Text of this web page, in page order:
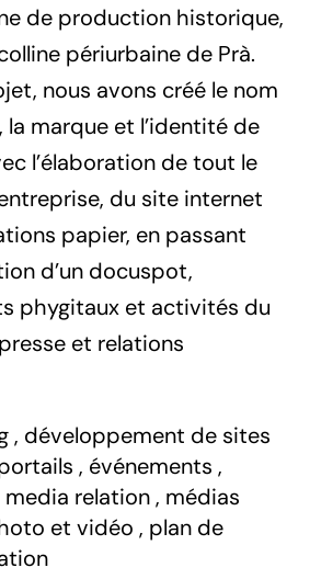
de production historique,
périurbaine de Prà.
nous avons créé le nom
marque et l’identité de
l’élaboration de tout le
du site internet
papier, en passant
d’un docuspot,
phygitaux et activités du
et relations
, développement de sites
, événements ,
media relation, médias
et vidéo , plan de